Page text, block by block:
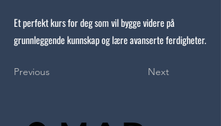
Et perfekt kurs for deg som vil bygge videre på
grunnleggende kunnskap og lære avanserte ferdigheter.
Previous Next